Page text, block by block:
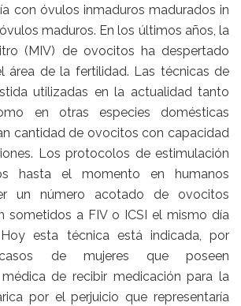
con óvulos inmaduros madurados in
maduros. En los últimos años, la
(MIV) de ovocitos ha despertado
área de la fertilidad. Las técnicas de
utilizadas en la actualidad tanto
en otras especies domésticas
cantidad de ovocitos con capacidad
Los protocolos de estimulación
hasta el momento en humanos
un número acotado de ovocitos
sometidos a FIV o ICSI el mismo día
esta técnica está indicada, por
de mujeres que poseen
de recibir medicación para la
por el perjuicio que representaría